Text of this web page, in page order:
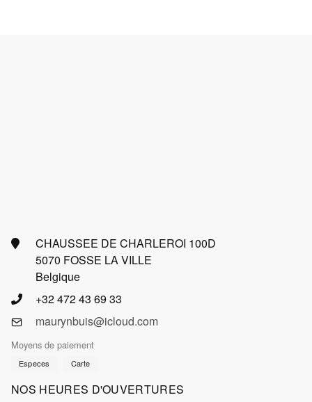
CHAUSSEE DE CHARLEROI 100D
5070 FOSSE LA VILLE
Belgique
+32 472 43 69 33
maurynbuis@icloud.com
Moyens de paiement
Especes Carte
NOS HEURES D'OUVERTURES